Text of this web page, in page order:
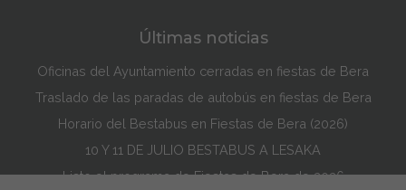
Últimas noticias
Oficinas del Ayuntamiento cerradas en fiestas de Bera
Traslado de las paradas de autobús en fiestas de Bera
Horario del Bestabus en Fiestas de Bera (2026)
10 Y 11 DE JULIO BESTABUS A LESAKA
Listo el programa de Fiestas de Bera de 2026